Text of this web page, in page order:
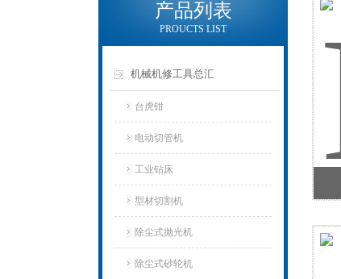
产品列表
PROUCTS LIST
机械机修工具总汇
台虎钳
电动切管机
工业钻床
型材切割机
除尘式抛光机
除尘式砂轮机